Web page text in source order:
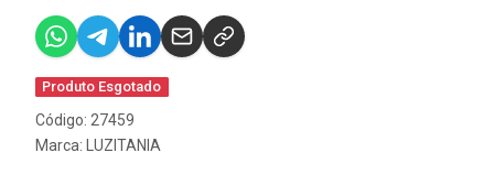
Produto Esgotado
Código: 27459
Marca:
LUZITANIA